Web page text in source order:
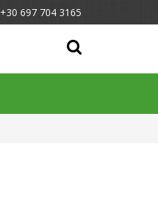
+30 697 704 3165